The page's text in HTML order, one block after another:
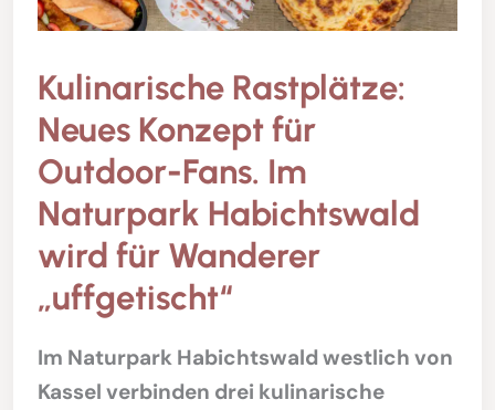
Kulinarische Rastplätze:
Neues Konzept für
Outdoor-Fans. Im
Naturpark Habichtswald
wird für Wanderer
„uffgetischt“
Im Naturpark Habichtswald westlich von
Kassel verbinden drei kulinarische